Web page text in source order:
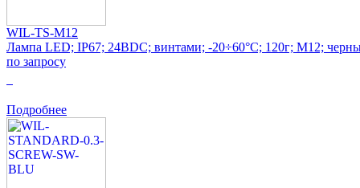
WIL-TS-M12
Лампа LED; IP67; 24ВDC; винтами; -20÷60°C; 120г; M12;
по запросу
Подробнее